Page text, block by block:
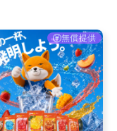
無償提供